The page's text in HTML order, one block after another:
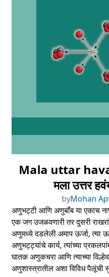
Mala uttar
मला उत्तर
byMohan
अणुभट्टी आणि अणुबाँब या एकाच
एक जग उजळवणारी तर दुसरी
अणुमध्ये दडलेली अमाप ऊर्जा, त्या
अणुभट्ट्यांचे कार्य, त्यांच्या
घातक अणुकचरा आणि त्याच्या
अणुशास्त्रातील अशा विविध